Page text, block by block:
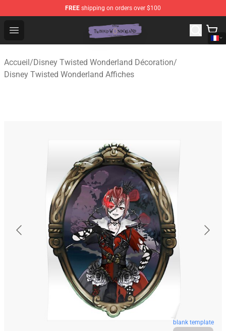
FREE shipping on orders over $100
Open menu
Twisted Wonderland Store - Official Twisted
Accueil/Disney Twisted Wonderland Décoration/
Disney Twisted Wonderland Affiches
blank template